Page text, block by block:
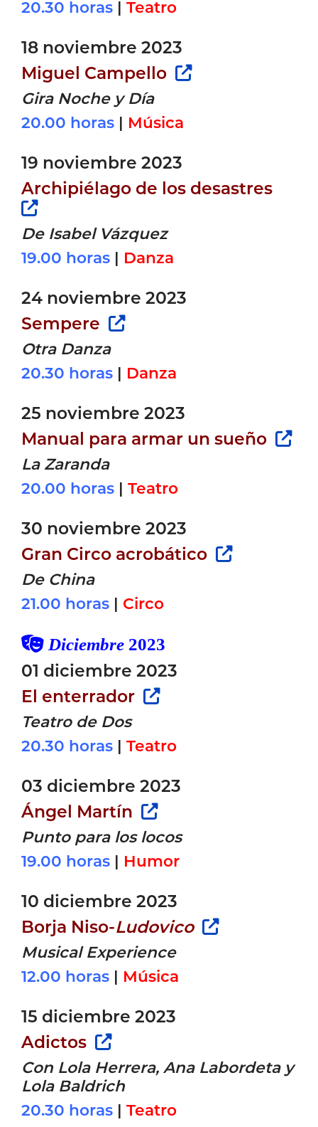
20.30 horas | Teatro
18 noviembre 2023
Miguel Campello
Gira Noche y Día
20.00 horas | Música
19 noviembre 2023
Archipiélago de los desastres
De Isabel Vázquez
19.00 horas | Danza
24 noviembre 2023
Sempere
Otra Danza
20.30 horas | Danza
25 noviembre 2023
Manual para armar un sueño
La Zaranda
20.00 horas | Teatro
30 noviembre 2023
Gran Circo acrobático
De China
21.00 horas | Circo
Diciembre 2023
01 diciembre 2023
El enterrador
Teatro de Dos
20.30 horas | Teatro
03 diciembre 2023
Ángel Martín
Punto para los locos
19.00 horas | Humor
10 diciembre 2023
Borja Niso-Ludovico
Musical Experience
12.00 horas | Música
15 diciembre 2023
Adictos
Con Lola Herrera, Ana Labordeta y
Lola Baldrich
20.30 horas | Teatro